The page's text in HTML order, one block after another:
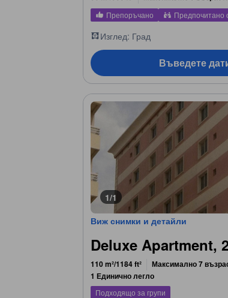
Препоръчано Предпочитано
Изглед: Град
Въведете
1/1
Виж снимки и детайли
Deluxe Apartment,
110 m²/1184 ft² Максимално 7
1 Единично легло
Подходящо за групи